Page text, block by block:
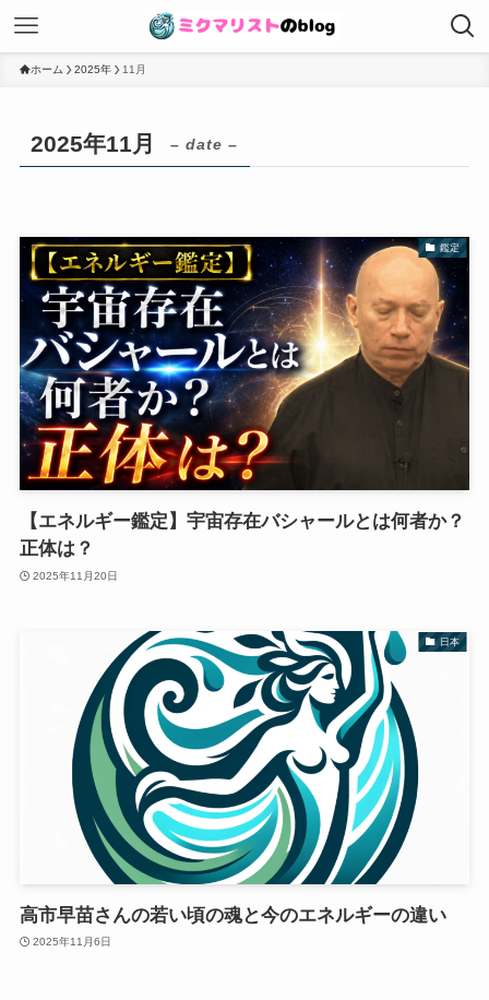
ホーム 2025年 11月
2025年11月 – date –
鑑定
【エネルギー鑑定】宇宙存在バシャールとは何者か？
正体は？
2025年11月20日
日本
高市早苗さんの若い頃の魂と今のエネルギーの違い
2025年11月6日